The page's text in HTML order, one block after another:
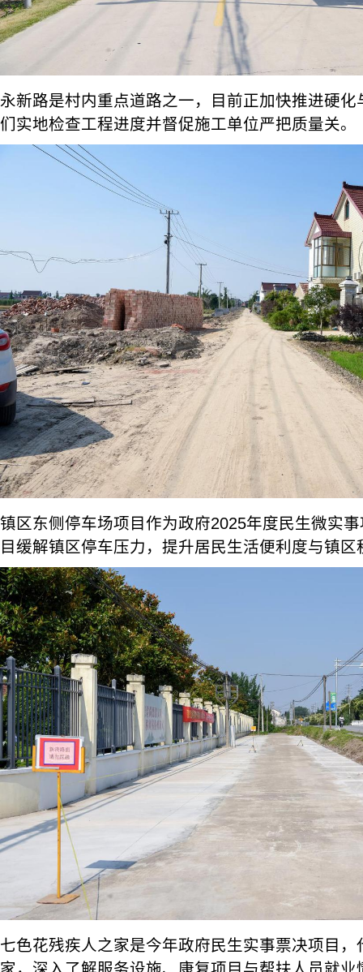
永新路是村内重点道路之一，目前正加快推进硬
们实地检查工程进度并督促施工单位严把质量关。
镇区东侧停车场项目作为政府2025年度民生微实
目缓解镇区停车压力，提升居民生活便利度与镇区
七色花残疾人之家是今年政府民生实事票决项目